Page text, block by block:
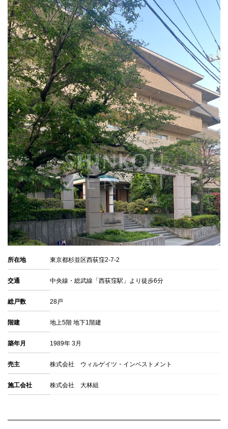
所在地 東京都杉並区西荻窪2-7-2
交通 中央線・総武線「西荻窪駅」より徒歩6分
総戸数 28戸
階建 地上5階 地下1階建
築年月 1989年 3月
売主 株式会社 ウィルゲイツ・インベストメント
施工会社 株式会社 大林組